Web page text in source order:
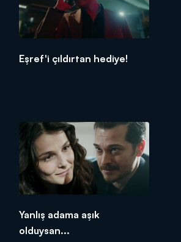
Eşref'i çıldırtan hediye!
Yanlış adama aşık
olduysan...